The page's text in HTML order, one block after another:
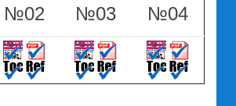
№02
№03
№04